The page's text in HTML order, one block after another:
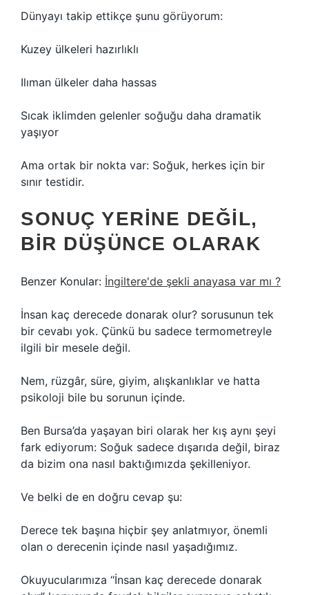
Dünyayı takip ettikçe şunu görüyorum:
Kuzey ülkeleri hazırlıklı
Ilıman ülkeler daha hassas
Sıcak iklimden gelenler soğuğu daha dramatik
yaşıyor
Ama ortak bir nokta var: Soğuk, herkes için bir
sınır testidir.
SONUÇ YERINE DEĞIL,
BIR DÜŞÜNCE OLARAK
Benzer Konular: İngiltere'de şekli anayasa var mı ?
İnsan kaç derecede donarak olur? sorusunun tek
bir cevabı yok. Çünkü bu sadece termometreyle
ilgili bir mesele değil.
Nem, rüzgâr, süre, giyim, alışkanlıklar ve hatta
psikoloji bile bu sorunun içinde.
Ben Bursa’da yaşayan biri olarak her kış aynı şeyi
fark ediyorum: Soğuk sadece dışarıda değil, biraz
da bizim ona nasıl baktığımızda şekilleniyor.
Ve belki de en doğru cevap şu:
Derece tek başına hiçbir şey anlatmıyor, önemli
olan o derecenin içinde nasıl yaşadığımız.
Okuyucularımıza “İnsan kaç derecede donarak